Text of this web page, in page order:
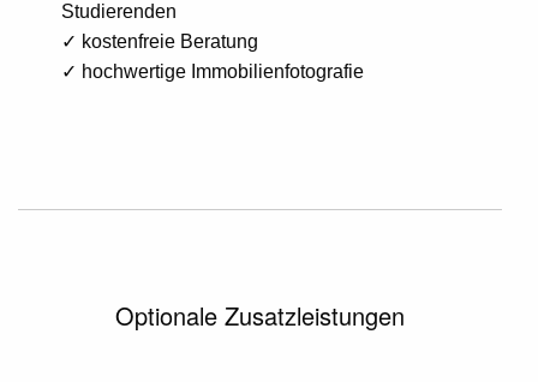
Studierenden
✓ kostenfreie Beratung
✓ hochwertige Immobilienfotografie
Optionale Zusatzleistungen